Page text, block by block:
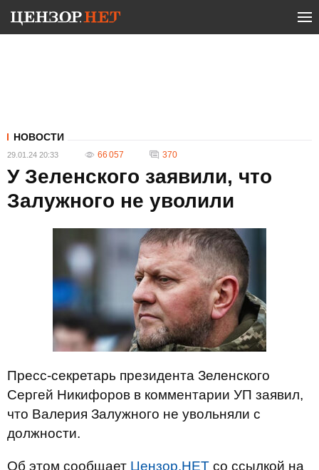
НОВОСТИ
29.01.24 20:33 66 057 370
У Зеленского заявили, что
Залужного не уволили
Пресс-секретарь президента Зеленского
Сергей Никифоров в комментарии УП заявил,
что Валерия Залужного не увольняли с
должности.
Об этом сообщает Цензор.НЕТ со ссылкой на